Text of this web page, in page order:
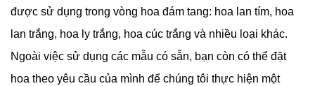
được sử dụng trong vòng hoa đám tang: hoa lan tím, hoa
lan trắng, hoa ly trắng, hoa cúc trắng và nhiều loại khác.
Ngoài việc sử dụng các mẫu có sẵn, bạn còn có thể đặt
hoa theo yêu cầu của mình để chúng tôi thực hiện một